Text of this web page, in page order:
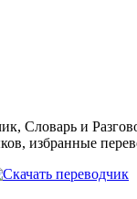
Словарь и
избранные